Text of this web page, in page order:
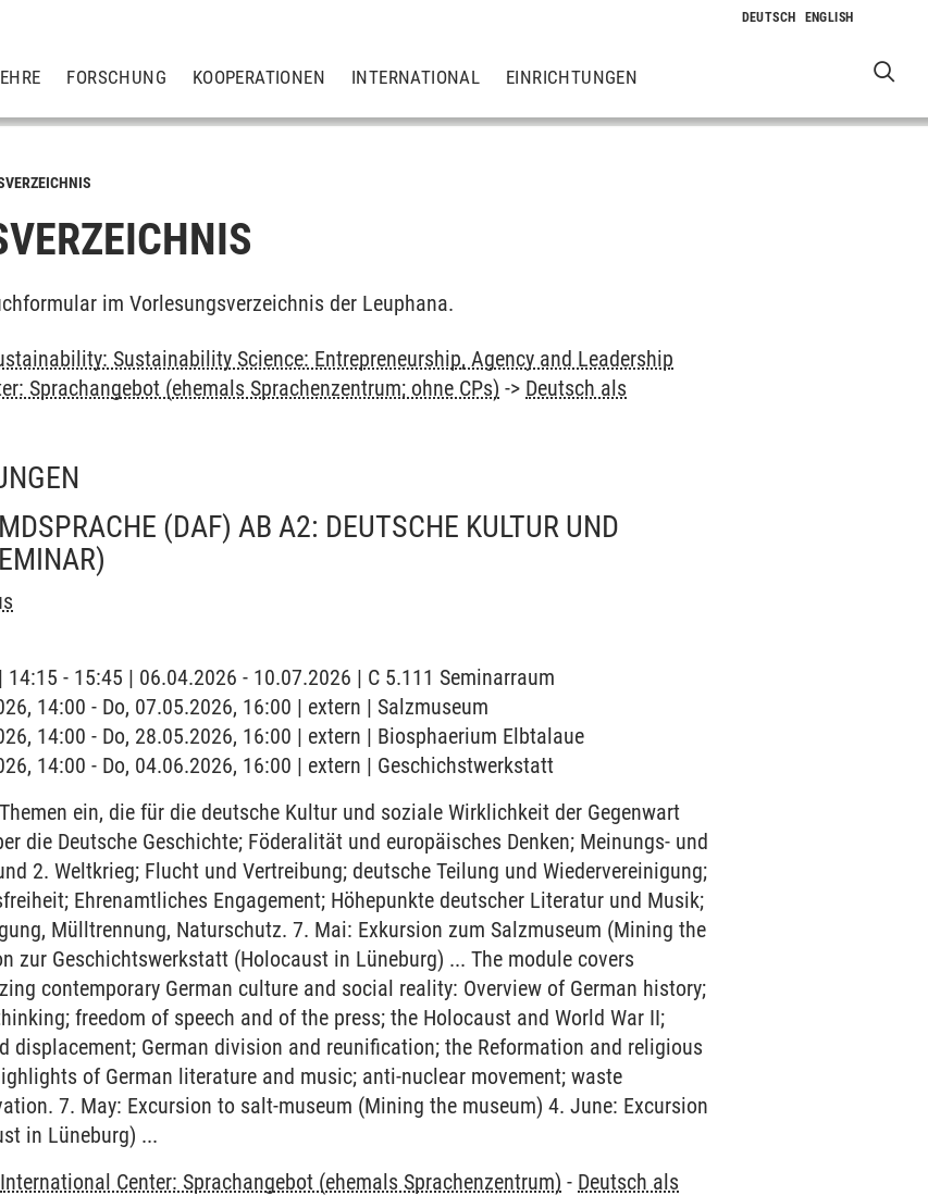
FORSCHUNG KOOPERATIONEN INTERNATIONAL EINRICHTUNGEN
im Vorlesungsverzeichnis der Leuphana.
Sustainability Science: Entrepreneurship, Agency and Leadership
Sprachangebot (ehemals Sprachenzentrum; ohne CPs) -> Deutsch als
(DAF) AB A2: DEUTSCHE KULTUR UND
- 15:45 | 06.04.2026 - 10.07.2026 | C 5.111 Seminarraum
14:00 - Do, 07.05.2026, 16:00 | extern | Salzmuseum
14:00 - Do, 28.05.2026, 16:00 | extern | Biosphaerium Elbtalaue
14:00 - Do, 04.06.2026, 16:00 | extern | Geschichstwerkstatt
ein, die für die deutsche Kultur und soziale Wirklichkeit der Gegenwart
die Deutsche Geschichte; Föderalität und europäisches Denken; Meinungs- und
2. Weltkrieg; Flucht und Vertreibung; deutsche Teilung und Wiedervereinigung;
Ehrenamtliches Engagement; Höhepunkte deutscher Literatur und Musik;
Mülltrennung, Naturschutz. 7. Mai: Exkursion zum Salzmuseum (Mining the
zur Geschichtswerkstatt (Holocaust in Lüneburg) ... The module covers
contemporary German culture and social reality: Overview of German history;
freedom of speech and of the press; the Holocaust and World War II;
displacement; German division and reunification; the Reformation and religious
of German literature and music; anti-nuclear movement; waste
7. May: Excursion to salt-museum (Mining the museum) 4. June: Excursion
in Lüneburg) ...
International Center: Sprachangebot (ehemals Sprachenzentrum) - Deutsch als